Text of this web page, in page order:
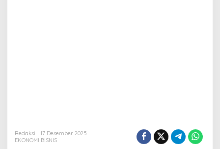
Redaksi
17 Desember 2025
EKONOMI BISNIS